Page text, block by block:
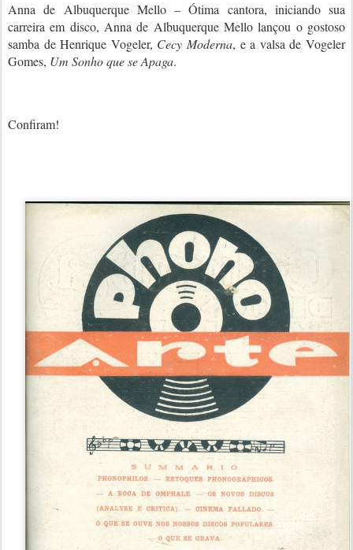
Anna de Albuquerque Mello – Ótima cantora, iniciando sua
carreira em disco, Anna de Albuquerque Mello lançou o gostoso
samba de Henrique Vogeler, Cecy Moderna, e a valsa de Vogeler
Gomes, Um Sonho que se Apaga.
Confiram!